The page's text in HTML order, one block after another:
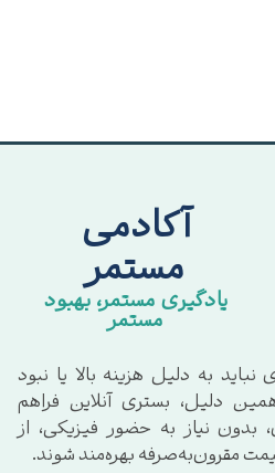
آکادمی
مستمر
یادگیری مستمر، بهبود
مستمر
به دلیل هزینه بالا یا نبود
بستری آنلاین فراهم
نیاز به حضور فیزیکی، از
مقرون‌به‌صرفه بهره‌مند شوند.